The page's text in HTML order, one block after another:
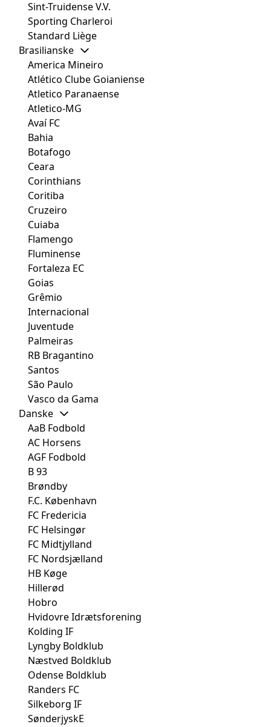
Sint-Truidense V.V.
Sporting Charleroi
Standard Liège
Brasilianske
America Mineiro
Atlético Clube Goianiense
Atletico Paranaense
Atletico-MG
Avaí FC
Bahia
Botafogo
Ceara
Corinthians
Coritiba
Cruzeiro
Cuiaba
Flamengo
Fluminense
Fortaleza EC
Goias
Grêmio
Internacional
Juventude
Palmeiras
RB Bragantino
Santos
São Paulo
Vasco da Gama
Danske
AaB Fodbold
AC Horsens
AGF Fodbold
B 93
Brøndby
F.C. København
FC Fredericia
FC Helsingør
FC Midtjylland
FC Nordsjælland
HB Køge
Hillerød
Hobro
Hvidovre Idrætsforening
Kolding IF
Lyngby Boldklub
Næstved Boldklub
Odense Boldklub
Randers FC
Silkeborg IF
SønderjyskE